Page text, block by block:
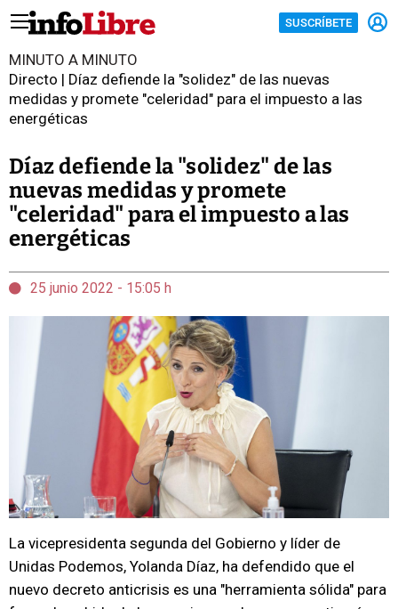
SUSCRÍBETE
MINUTO A MINUTO
Directo | Díaz defiende la "solidez" de las nuevas
medidas y promete "celeridad" para el impuesto a las
energéticas
Díaz defiende la "solidez" de las
nuevas medidas y promete
"celeridad" para el impuesto a las
energéticas
25 junio 2022 - 15:05 h
La vicepresidenta segunda del Gobierno y líder de
Unidas Podemos, Yolanda Díaz, ha defendido que el
nuevo decreto anticrisis es una "herramienta sólida" para